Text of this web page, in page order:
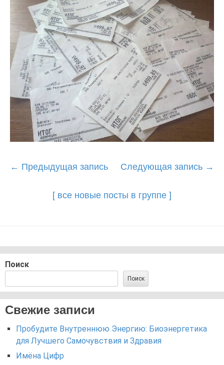
Post
← Предыдущая запись Следующая запись →
[ все новые посты в группе ]
Поиск
Поиск
Свежие записи
Пробудите Внутреннюю Энергию: Биоэнергетика
для Лучшего Самочувствия и Здравия
Имёна Цифр